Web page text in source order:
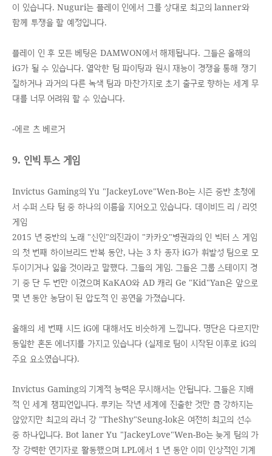
이 있습니다. Nuguri는 플레이 인에서 그를 상대로 최고의 lanner와
함께 투쟁을 할 예정입니다.
플레이 인 후 모든 베팅은 DAMWON에서 해제됩니다. 그들은 올해의
iG가 될 수 있습니다. 열악한 팀 파이팅과 원시 재능이 경쟁을 통해 쟁기
질하거나 과거의 다른 녹색 팀과 마찬가지로 초기 출구로 향하는 세계 무
대를 너무 어려워 할 수 있습니다.
-에르 츠 베르거
9. 인빅 투스 게임
Invictus Gaming의 Yu "JackeyLove"Wen-Bo는 시즌 중반 초청에
서 수퍼 스타 팀 중 하나의 이름을 지어오고 있습니다. 데이비드 리 / 리엇
게임
2015 년 중반의 노래 "신인"의진과이 "카카오"병권과의 인 빅터 스 게임
의 첫 번째 하이브리드 반복 동안, 나는 3 차 종자 iG가 휘발성 팀으로 모
두이기거나 잃을 것이라고 말했다. 그들의 게임. 그들은 그룹 스테이지 경
기 중 단 두 번만 이겼으며 KaKAO와 AD 캐리 Ge "Kid"Yan은 앞으로
몇 년 동안 농담이 된 압도적 인 공연을 가졌습니다.
올해의 세 번째 시드 iG에 대해서도 비슷하게 느낍니다. 명단은 다르지만
동일한 혼돈 에너지를 가지고 있습니다 (실제로 팀이 시작된 이후로 iG의
주요 요소였습니다).
Invictus Gaming의 기계적 능력은 무시해서는 안됩니다. 그들은 지배
적 인 세계 챔피언입니다. 루키는 작년 세계에 진출한 것만 큼 강하지는
않았지만 최고의 라너 강 "TheShy"Seung-lok은 여전히 ​​최고의 선수
중 하나입니다. Bot laner Yu "JackeyLove"Wen-Bo는 늦게 팀의 가
장 강력한 연기자로 활동했으며 LPL에서 1 년 동안 이미 인상적인 기계